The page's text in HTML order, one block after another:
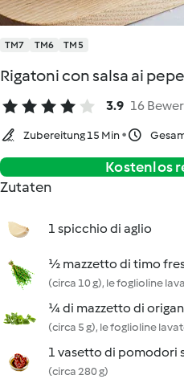
TM7 TM6 TM5
Rigatoni con salsa ai
3.9 16
Zubereitung 15 Min
Kostenlos
Zutaten
1 spicchio di aglio
½ mazzetto di timo
(circa 10 g), le foglioline
¼ di mazzetto di
(circa 5 g), le foglioline
1 vasetto di pomodori
(circa 280 g)